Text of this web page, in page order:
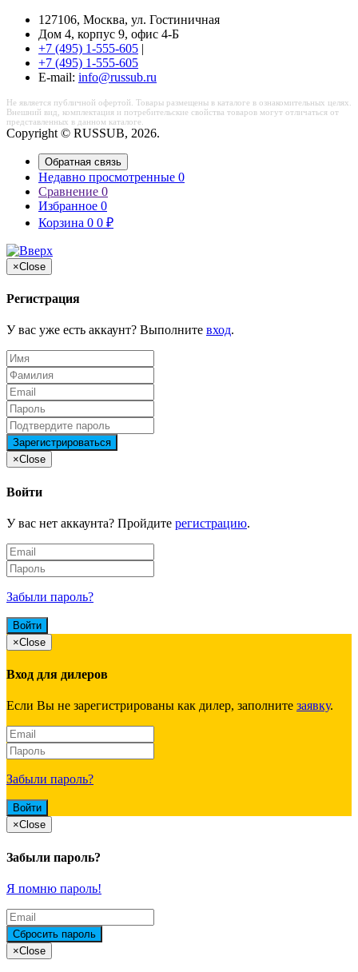
127106, Москва, ул. Гостиничная
Дом 4, корпус 9, офис 4-Б
+7 (495) 1-555-605 |
+7 (495) 1-555-605
Е-mail: info@russub.ru
Не является публичной офертой. Товары размещены в каталоге в ознакомительных целях.
Внешний вид, комплектация и потребительские свойства товаров могут отличаться от
представленных в данном каталоге.
Copyright © RUSSUB, 2026.
Обратная связь
Недавно просмотренные 0
Сравнение 0
Избранное 0
Корзина 0 0 ₽
×Close
Регистрация
У вас уже есть аккаунт? Выполните вход.
×Close
Войти
У вас нет аккаунта? Пройдите регистрацию.
Забыли пароль?
×Close
Вход для дилеров
Если Вы не зарегистрированы как дилер, заполните заявку.
Забыли пароль?
×Close
Забыли пароль?
Я помню пароль!
×Close